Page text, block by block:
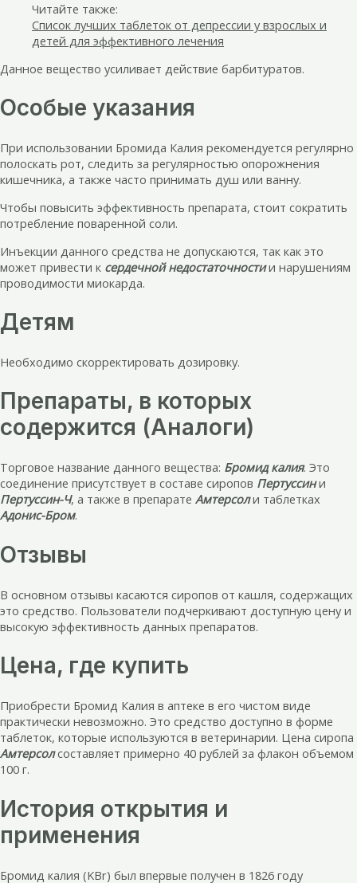
Читайте также:
Список лучших таблеток от депрессии у взрослых и
детей для эффективного лечения
Данное вещество усиливает действие барбитуратов.
Особые указания
При использовании Бромида Калия рекомендуется регулярно
полоскать рот, следить за регулярностью опорожнения
кишечника, а также часто принимать душ или ванну.
Чтобы повысить эффективность препарата, стоит сократить
потребление поваренной соли.
Инъекции данного средства не допускаются, так как это
может привести к сердечной недостаточностии нарушениям
проводимости миокарда.
Детям
Необходимо скорректировать дозировку.
Препараты, в которых
содержится (Аналоги)
Торговое название данного вещества: Бромид калия. Это
соединение присутствует в составе сиропов Пертуссини
Пертуссин-Ч, а также в препарате Амтерсоли таблетках
Адонис-Бром.
Отзывы
В основном отзывы касаются сиропов от кашля, содержащих
это средство. Пользователи подчеркивают доступную цену и
высокую эффективность данных препаратов.
Цена, где купить
Приобрести Бромид Калия в аптеке в его чистом виде
практически невозможно. Это средство доступно в форме
таблеток, которые используются в ветеринарии. Цена сиропа
Амтерсолсоставляет примерно 40 рублей за флакон объемом
100 г.
История открытия и
применения
Бромид калия (KBr) был впервые получен в 1826 году